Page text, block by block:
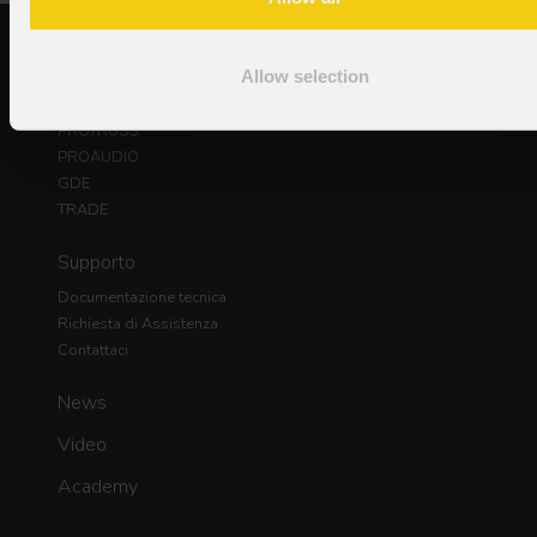
Allow selection
PROTRUSS
PROAUDIO
GDE
TRADE
Supporto
Documentazione tecnica
Richiesta di Assistenza
Contattaci
News
Video
Academy